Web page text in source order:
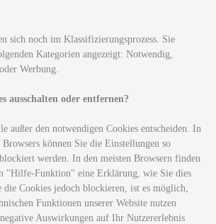
sich noch im Klassifizierungsprozess. Sie
Kategorien angezeigt: Notwendig,
Werbung.
ausschalten oder entfernen?
außer den notwendigen Cookies entscheiden. In
können Sie die Einstellungen so
werden. In den meisten Browsern finden
"Hilfe-Funktion" eine Erklärung, wie Sie dies
die Cookies jedoch blockieren, ist es möglich,
Funktionen unserer Website nutzen
Auswirkungen auf Ihr Nutzererlebnis